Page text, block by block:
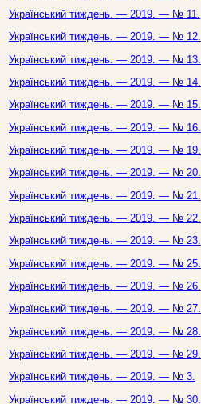
Український тиждень. — 2019. — № 11.
Український тиждень. — 2019. — № 12.
Український тиждень. — 2019. — № 13.
Український тиждень. — 2019. — № 14.
Український тиждень. — 2019. — № 15.
Український тиждень. — 2019. — № 16.
Український тиждень. — 2019. — № 19.
Український тиждень. — 2019. — № 20.
Український тиждень. — 2019. — № 21.
Український тиждень. — 2019. — № 22.
Український тиждень. — 2019. — № 23.
Український тиждень. — 2019. — № 25.
Український тиждень. — 2019. — № 26.
Український тиждень. — 2019. — № 27.
Український тиждень. — 2019. — № 28.
Український тиждень. — 2019. — № 29.
Український тиждень. — 2019. — № 3.
Український тиждень. — 2019. — № 30.